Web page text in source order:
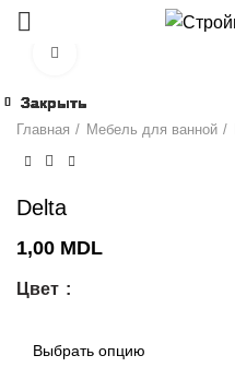
Главная Мебель для ванной
Delta
1,00 MDL
Цвет
Закрыть
Закрыть
Закрыть
Закрыть
Закрыть
Закрыть
Закрыть
Закрыть